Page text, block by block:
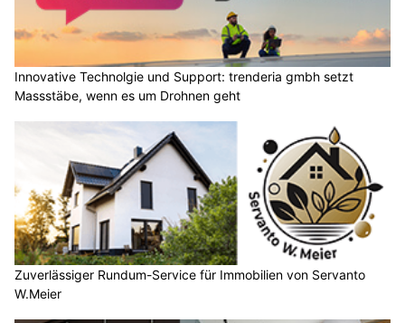
Innovative Technolgie und Support: trenderia gmbh setzt
Massstäbe, wenn es um Drohnen geht
Zuverlässiger Rundum-Service für Immobilien von Servanto
W.Meier